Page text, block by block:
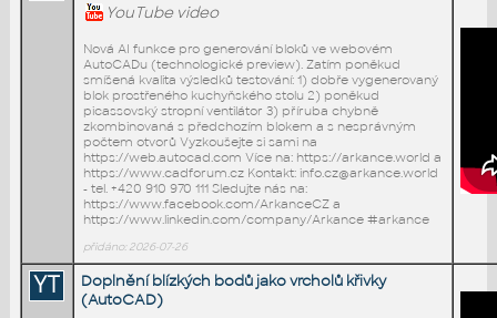
YouTube video
Nová AI funkce pro generování bloků ve webovém
AutoCADu (technologické preview). Zatím poněkud
smíšená kvalita výsledků testování: 1) dobře vygenerovaný
blok prostřeného kuchyňského stolu 2) poněkud
picassovský stropní ventilátor 3) příruba chybně
zkombinovaná s předchozím blokem a s nesprávným
počtem otvorů Vyzkoušejte si sami na
https://web.autocad.com Více na: https://arkance.world a
https://www.cadforum.cz Kontakt: info.cz@arkance.world
- tel. +420 910 970 111 Sledujte nás na:
https://www.facebook.com/ArkanceCZ a
https://www.linkedin.com/company/Arkance #arkance
přidáno: 2026-07-26
YT
Doplnění blízkých bodů jako vrcholů křivky
(AutoCAD)